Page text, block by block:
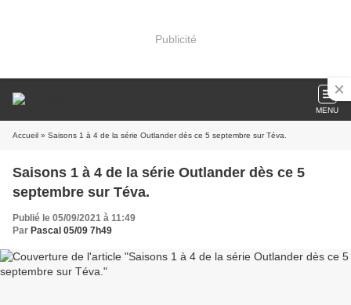
Publicité
MENU
Accueil » Saisons 1 à 4 de la série Outlander dès ce 5 septembre sur Téva.
Saisons 1 à 4 de la série Outlander dès ce 5
septembre sur Téva.
Publié le 05/09/2021 à 11:49
Par Pascal 05/09 7h49